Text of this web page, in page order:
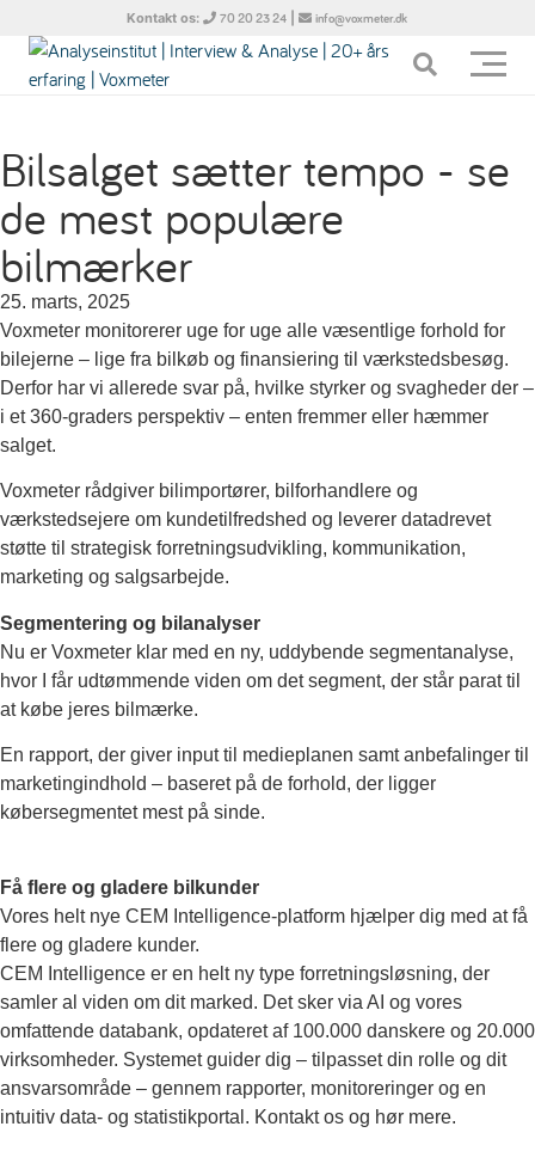
Kontakt os: 70 20 23 24 | info@voxmeter.dk
Bilsalget sætter tempo - se
de mest populære
bilmærker
25. marts, 2025
Voxmeter monitorerer uge for uge alle væsentlige forhold for
bilejerne – lige fra bilkøb og finansiering til værkstedsbesøg.
Derfor har vi allerede svar på, hvilke styrker og svagheder der –
i et 360-graders perspektiv – enten fremmer eller hæmmer
salget.
Voxmeter rådgiver bilimportører, bilforhandlere og
værkstedsejere om kundetilfredshed og leverer datadrevet
støtte til strategisk forretningsudvikling, kommunikation,
marketing og salgsarbejde.
Segmentering og bilanalyser
Nu er Voxmeter klar med en ny, uddybende segmentanalyse,
hvor I får udtømmende viden om det segment, der står parat til
at købe jeres bilmærke.
En rapport, der giver input til medieplanen samt anbefalinger til
marketingindhold – baseret på de forhold, der ligger
købersegmentet mest på sinde.
Få flere og gladere bilkunder
Vores helt nye CEM Intelligence-platform hjælper dig med at få
flere og gladere kunder.
CEM Intelligence er en helt ny type forretningsløsning, der
samler al viden om dit marked. Det sker via AI og vores
omfattende databank, opdateret af 100.000 danskere og 20.000
virksomheder. Systemet guider dig – tilpasset din rolle og dit
ansvarsområde – gennem rapporter, monitoreringer og en
intuitiv data- og statistikportal. Kontakt os og hør mere.